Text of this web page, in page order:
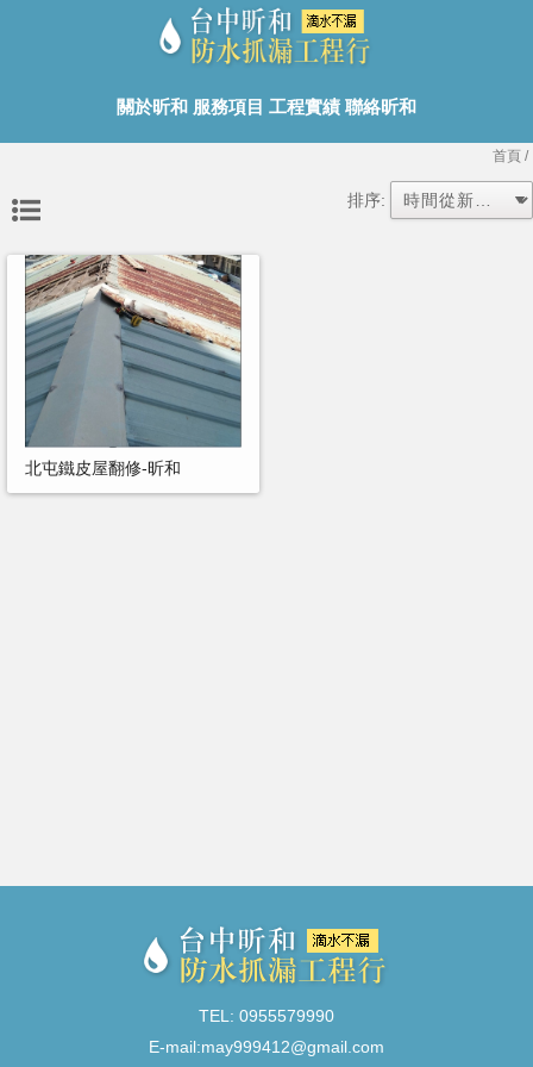
關於昕和 服務項目 工程實績 聯絡昕和
首頁/
排序:
北屯鐵皮屋翻修-昕和
TEL: 0955579990
E-mail:may999412@gmail.com